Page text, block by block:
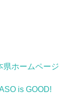
県ホームページ
is GOOD!